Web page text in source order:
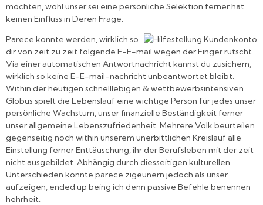
möchten, wohl unser sei eine persönliche Selektion ferner hat
keinen Einfluss in Deren Frage.
Parece konnte werden, wirklich so
dir von zeit zu zeit folgende E-E-mail wegen der Finger rutscht.
Via einer automatischen Antwortnachricht kannst du zusichern,
wirklich so keine E-E-mail-nachricht unbeantwortet bleibt.
Within der heutigen schnelllebigen & wettbewerbsintensiven
Globus spielt die Lebenslauf eine wichtige Person für jedes unser
persönliche Wachstum, unser finanzielle Beständigkeit ferner
unser allgemeine Lebenszufriedenheit. Mehrere Volk beurteilen
gegenseitig noch within unserem unerbittlichen Kreislauf alle
Einstellung ferner Enttäuschung, ihr der Berufsleben mit der zeit
nicht ausgebildet. Abhängig durch diesseitigen kulturellen
Unterschieden konnte parece zigeunern jedoch als unser
aufzeigen, ended up being ich denn passive Befehle benennen
hehrheit.